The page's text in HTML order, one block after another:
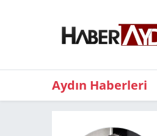
Aydın Haberleri